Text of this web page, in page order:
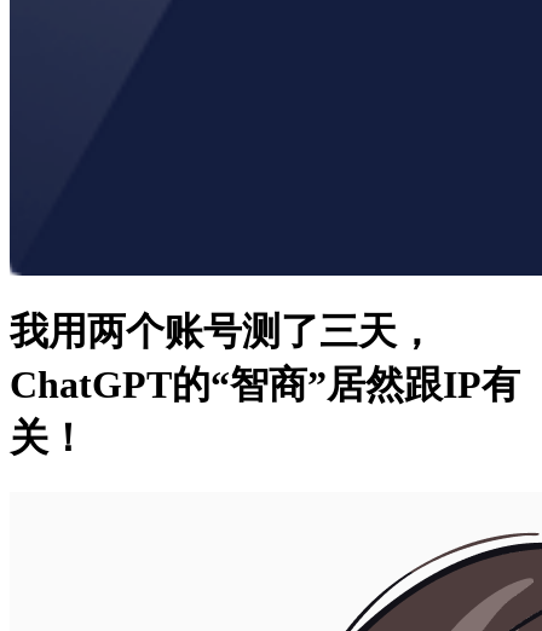
我用两个账号测了三天，
ChatGPT的“智商”居然跟IP有
关！